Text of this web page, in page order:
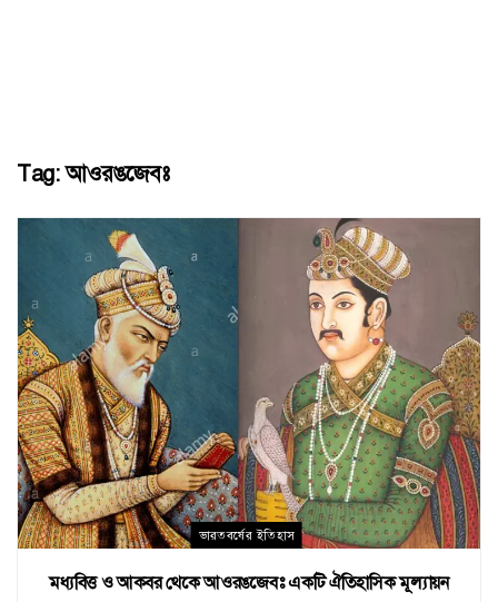
Tag:আওরঙজেবঃ
ভারতবর্ষের ইতিহাস
মধ্যবিত্ত ও আকবর থেকে আওরঙজেবঃ একটি ঐতিহাসিক মূল্যায়ন